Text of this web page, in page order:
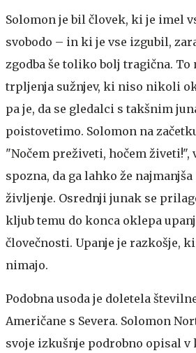
Solomon je bil človek, ki je imel
svobodo – in ki je vse izgubil,
zgodba še toliko bolj tragična. To
trpljenja sužnjev, ki niso nikoli
pa je, da se gledalci s takšnim
poistovetimo. Solomon na
"Nočem preživeti, hočem živeti!",
spozna, da ga lahko že
življenje. Osrednji junak se
kljub temu do konca oklepa
človečnosti. Upanje je razkošje,
nimajo.
Podobna usoda je doletela
Američane s Severa. Solomon
svoje izkušnje podrobno opisal v